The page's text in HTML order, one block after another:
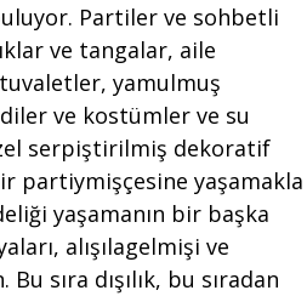
Partiler ve sohbetli
ve tangalar, aile
yamulmuş
ve kostümler ve su
serpiştirilmiş dekoratif
partiymişçesine yaşamakla
yaşamanın bir başka
alışılagelmişi ve
sıra dışılık, bu sıradan